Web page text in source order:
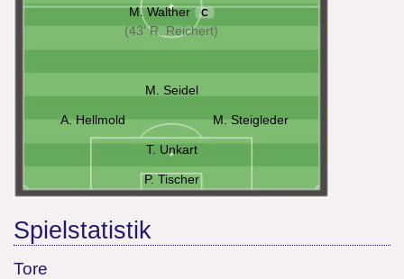
M. Walther C
(43' R. Reichert)
M. Seidel
A. Hellmold M. Steigleder
T. Unkart
P. Tischer
Spielstatistik
Tore